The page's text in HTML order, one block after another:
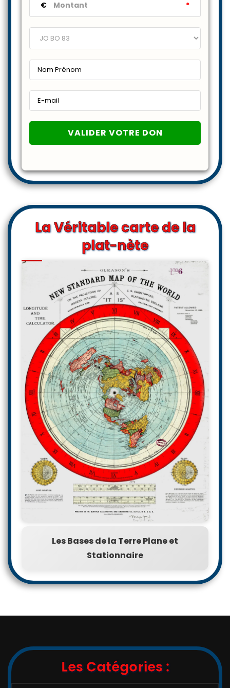
€ *
La Véritable carte de la
plat-nète
Les Bases de la Terre Plane et
Stationnaire
Les Catégories :